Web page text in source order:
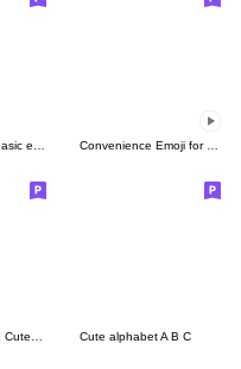
Cute alphabet A B C